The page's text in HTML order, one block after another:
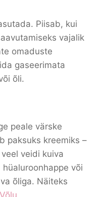
Piisab, kui
vajalik
omaduste
gaseerimata
õli.
peale värske
paksuks kreemiks –
veidi kuiva
või
õliga. Näiteks